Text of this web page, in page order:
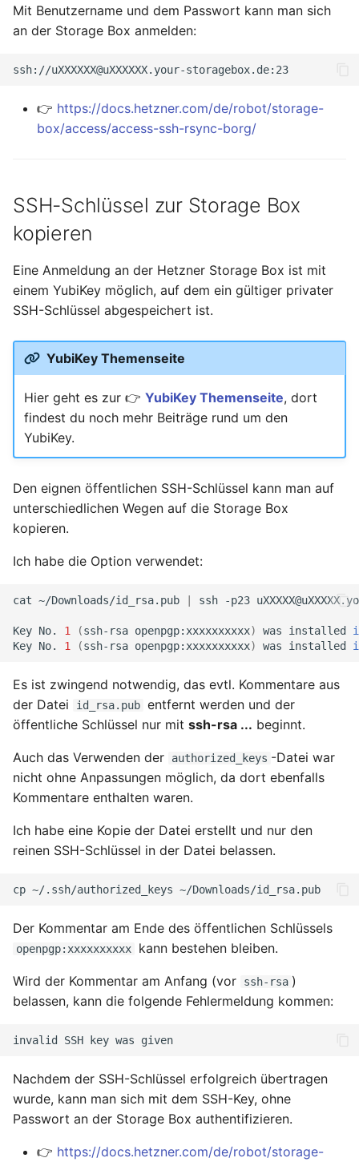
März 2023
Dezember 2022
Oktober 2022
August 2022
Juni 2022
Mai 2022
April 2022
März 2022
Februar 2022
Januar 2022
Dezember 2021
November 2021
Oktober 2021
September 2021
August 2021
Juli 2021
Juni 2021
April 2021
März 2021
Januar 2021
Dezember 2020
November 2020
September 2020
August 2020
Mit Benutzername und dem Passwort kann man sich
an der Storage Box anmelden:
👉 https://docs.hetzner.com/de/robot/storage-
box/access/access-ssh-rsync-borg/
SSH-Schlüssel zur Storage Box
kopieren
Eine Anmeldung an der Hetzner Storage Box ist mit
einem YubiKey möglich, auf dem ein gültiger privater
SSH-Schlüssel abgespeichert ist.
YubiKey Themenseite
Hier geht es zur 👉 YubiKey Themenseite, dort
findest du noch mehr Beiträge rund um den
YubiKey.
Den eignen öffentlichen SSH-Schlüssel kann man auf
unterschiedlichen Wegen auf die Storage Box
kopieren.
Ich habe die Option verwendet:
cat ~/Downloads/id_rsa.pub ssh -p23
Key No. 1 (ssh-rsa openpgp:xxxxxxxxxx) was installed
Key No. 1 (ssh-rsa openpgp:xxxxxxxxxx) was installed
Es ist zwingend notwendig, das evtl. Kommentare aus
der Datei
id_rsa.pub entfernt werden und der
öffentliche Schlüssel nur mit ssh-rsa ... beginnt.
Auch das Verwenden der authorized_keys -Datei war
nicht ohne Anpassungen möglich, da dort ebenfalls
Kommentare enthalten waren.
Ich habe eine Kopie der Datei erstellt und nur den
reinen SSH-Schlüssel in der Datei belassen.
cp ~/.ssh/authorized_keys
Der Kommentar am Ende des öffentlichen Schlüssels
openpgp:xxxxxxxxxx kann bestehen bleiben.
Wird der Kommentar am Anfang (vor ssh-rsa )
belassen, kann die folgende Fehlermeldung kommen:
invalid SSH key was
Nachdem der SSH-Schlüssel erfolgreich übertragen
wurde, kann man sich mit dem SSH-Key, ohne
Passwort an der Storage Box authentifizieren.
👉 https://docs.hetzner.com/de/robot/storage-